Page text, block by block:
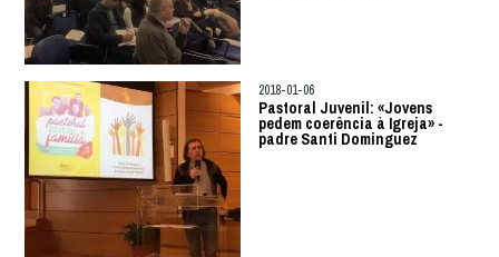
2018-01-06
Pastoral Juvenil: «Jovens
pedem coerência à Igreja» -
padre Santi Dominguez